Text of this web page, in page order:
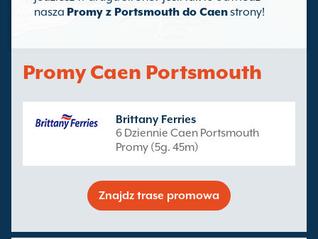
nasza Promy z Portsmouth do Caenstrony!
Promy Caen Portsmouth
Brittany Ferries
6 Dziennie Caen Portsmouth
Promy (5g. 45m)
Znajdz trase promowa